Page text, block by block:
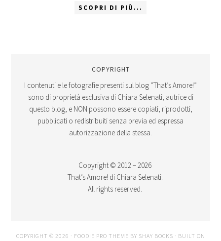
SCOPRI DI PIÙ...
COPYRIGHT
I contenuti e le fotografie presenti sul blog “That’s Amore!”
sono di proprietà esclusiva di Chiara Selenati, autrice di
questo blog, e NON possono essere copiati, riprodotti,
pubblicati o redistribuiti senza previa ed espressa
autorizzazione della stessa.
Copyright © 2012 – 2026
That’s Amore! di Chiara Selenati.
All rights reserved.
COPYRIGHT © 2026 · FOODIE PRO THEME BY SHAY BOCKS · BUILT ON